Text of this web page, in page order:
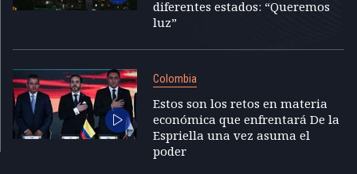
diferentes estados: “Queremos
luz”
Colombia
Estos son los retos en materia
económica que enfrentará De la
Espriella una vez asuma el
poder